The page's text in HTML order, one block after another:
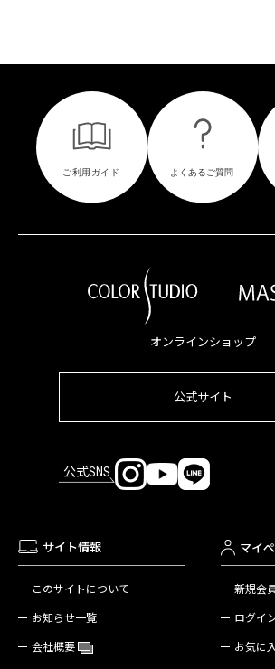
オンラインショップ
公式サイト
公式SNS
サイト情報
このサイトについて
お知らせ一覧
会社概要
マイ
新規会
ログイ
お気に